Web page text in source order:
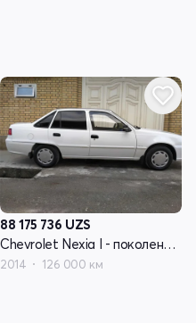
88 175 736 UZS
Chevrolet Nexia I - поколение рестайлинг
2014 126 000 км